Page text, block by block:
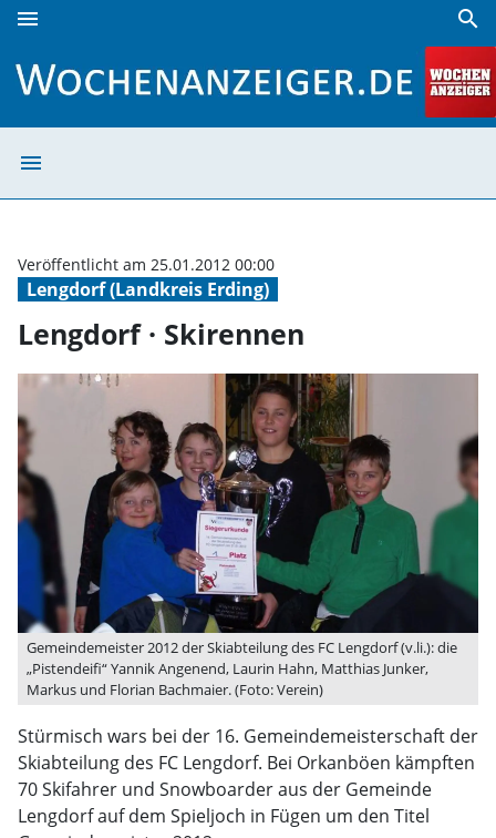
menu search
menu
Lengdorf (Landkreis Erding)
Veröffentlicht am 25.01.2012 00:00
Lengdorf · Skirennen
Gemeindemeister 2012 der Skiabteilung des FC Lengdorf (v.li.): die
„Pistendeifi“ Yannik Angenend, Laurin Hahn, Matthias Junker,
Markus und Florian Bachmaier. (Foto: Verein)
Stürmisch wars bei der 16. Gemeindemeisterschaft der
Skiabteilung des FC Lengdorf. Bei Orkanböen kämpften
70 Skifahrer und Snowboarder aus der Gemeinde
Lengdorf auf dem Spieljoch in Fügen um den Titel